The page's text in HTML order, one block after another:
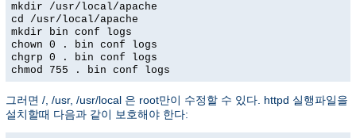
mkdir /usr/local/apache
cd /usr/local/apache
mkdir bin conf logs
chown 0 . bin conf logs
chgrp 0 . bin conf logs
chmod 755 . bin conf logs
그러면 /, /usr, /usr/local 은 root만이 수정할 수 있다. httpd 실행파일을
설치할때 다음과 같이 보호해야 한다: